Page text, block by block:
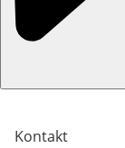
Kontakt